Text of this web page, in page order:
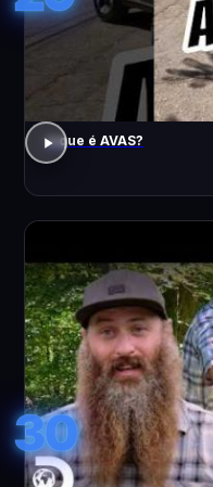
o que é AVAS?
30